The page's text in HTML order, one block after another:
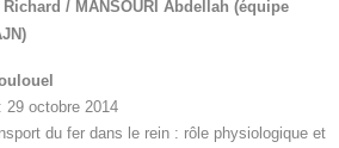
Richard / MANSOURI Abdellah (équipe
)
29 octobre 2014
du fer dans le rein : rôle physiologique et